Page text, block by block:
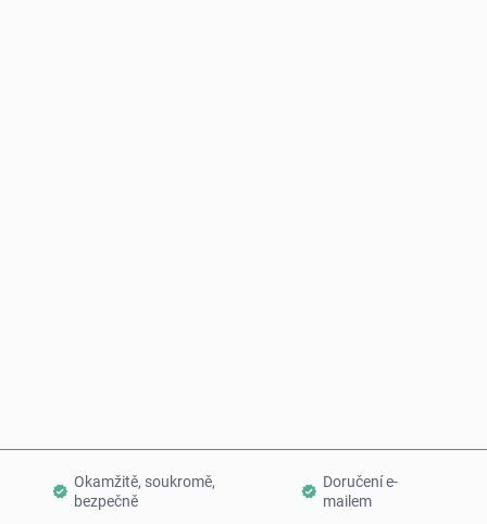
Okamžitě, soukromě,
bezpečně
Doručení e-
mailem